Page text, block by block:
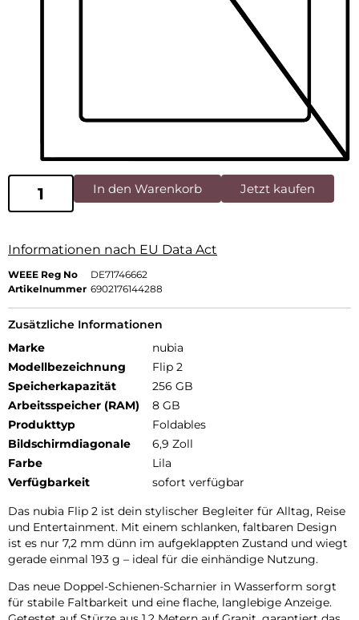
In den Warenkorb Jetzt kaufen
Informationen nach EU Data Act
WEEE Reg No
DE71746662
Artikelnummer 6902176144288
Zusätzliche Informationen
Marke
nubia
Modellbezeichnung
Flip 2
Speicherkapazität
256 GB
Arbeitsspeicher (RAM)
8 GB
Produkttyp
Foldables
Bildschirmdiagonale
6,9 Zoll
Farbe
Lila
Verfügbarkeit
sofort verfügbar
Das nubia Flip 2 ist dein stylischer Begleiter für Alltag, Reise
und Entertainment. Mit einem schlanken, faltbaren Design
ist es nur 7,2 mm dünn im aufgeklappten Zustand und wiegt
gerade einmal 193 g – ideal für die einhändige Nutzung.
Das neue Doppel-Schienen-Scharnier in Wasserform sorgt
für stabile Faltbarkeit und eine flache, langlebige Anzeige.